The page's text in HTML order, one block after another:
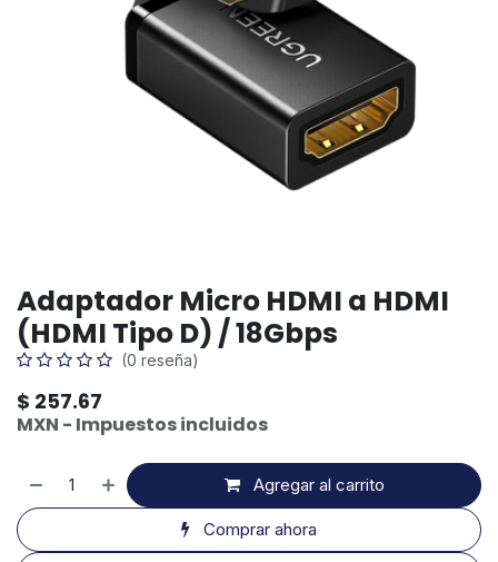
Adaptador Micro HDMI a HDMI
(HDMI Tipo D) / 18Gbps
(0 reseña)
$ 257.67
MXN - Impuestos incluidos
Agregar al carrito
Comprar ahora